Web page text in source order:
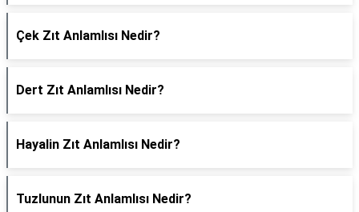
Çek Zıt Anlamlısı Nedir?
Dert Zıt Anlamlısı Nedir?
Hayalin Zıt Anlamlısı Nedir?
Tuzlunun Zıt Anlamlısı Nedir?